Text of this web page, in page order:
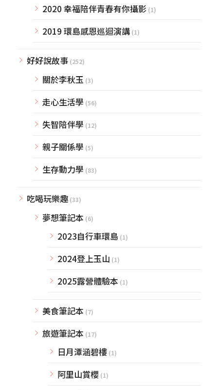
2020 幸福陪伴青春有你攝影 (1)
2019 環島感恩巡迴演講 (1)
好好說故事 (252)
關於李秋玉 (3)
走心生活學 (56)
失智陪伴學 (12)
親子關係學 (5)
生存動力學 (83)
吃喝玩樂趣 (33)
夢想筆記本 (6)
2023自行車環島 (1)
2024登上玉山 (1)
2025露營體驗本 (1)
美食筆記本 (7)
旅遊筆記本 (17)
日月潭涵碧樓 (1)
阿里山賞櫻 (1)